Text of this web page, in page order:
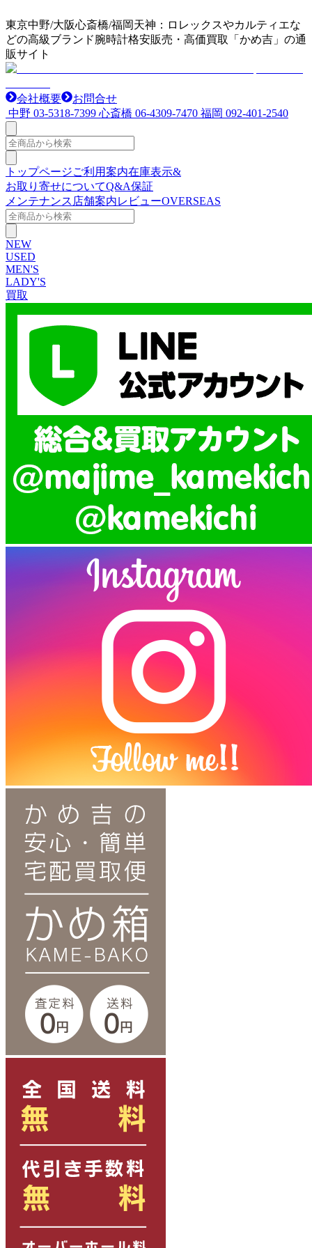
東京中野/大阪心斎橋/福岡天神：ロレックスやカルティエな
どの高級ブランド腕時計格安販売・高価買取「かめ吉」の通
販サイト
会社概要
お問合せ
中野 03-5318-7399 心斎橋 06-4309-7470 福岡 092-401-2540
トップページご利用案内在庫表示&
お取り寄せについてQ&A保証
メンテナンス 店舗案内レビューOVERSEAS
NEW
USED
MEN'S
LADY'S
買取